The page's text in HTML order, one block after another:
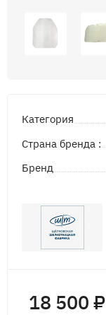
Категория
Страна бренда :
Бренд
18 500 ₽